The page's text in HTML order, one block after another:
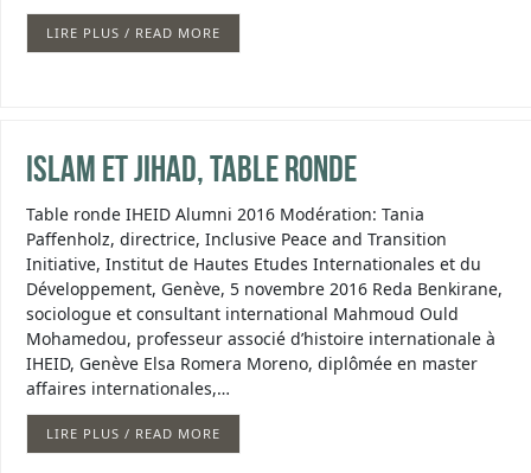
LIRE PLUS / READ MORE
Islam et jihad, table ronde
Table ronde IHEID Alumni 2016 Modération: Tania
Paffenholz, directrice, Inclusive Peace and Transition
Initiative, Institut de Hautes Etudes Internationales et du
Développement, Genève, 5 novembre 2016 Reda Benkirane,
sociologue et consultant international Mahmoud Ould
Mohamedou, professeur associé d’histoire internationale à
IHEID, Genève Elsa Romera Moreno, diplômée en master
affaires internationales,…
LIRE PLUS / READ MORE